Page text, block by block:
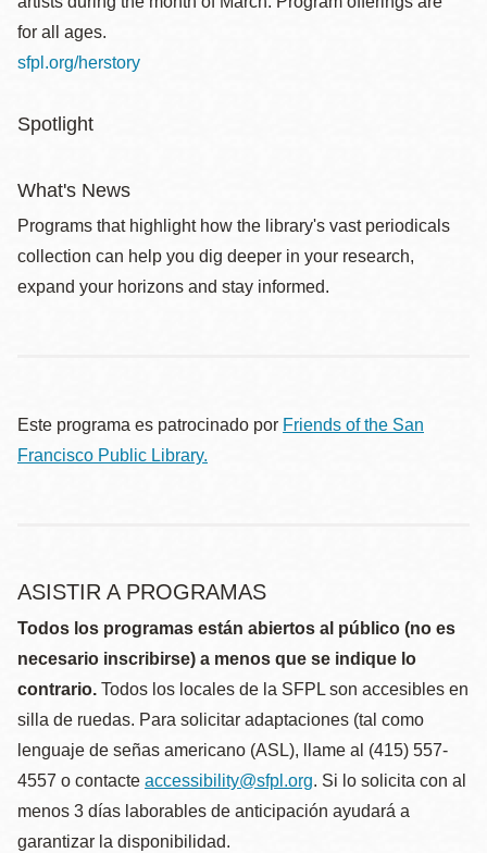
for all ages.
sfpl.org/herstory
Spotlight
What's News
Programs that highlight how the library's vast periodicals
collection can help you dig deeper in your research,
expand your horizons and stay informed.
Este programa es patrocinado por Friends of the San
Francisco Public Library.
ASISTIR A PROGRAMAS
Todos los programas están abiertos al público (no es
necesario inscribirse) a menos que se indique lo
contrario. Todos los locales de la SFPL son accesibles en
silla de ruedas. Para solicitar adaptaciones (tal como
lenguaje de señas americano (ASL), llame al (415) 557-
4557 o contacte accessibility@sfpl.org. Si lo solicita con al
menos 3 días laborables de anticipación ayudará a
garantizar la disponibilidad.